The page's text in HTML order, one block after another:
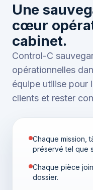
Une
cœur
cabinet.
Control-C
opérationnelles
équipe utilise pour
clients et rester
Chaque mission,
préservé tel que
Chaque pièce
dossier.